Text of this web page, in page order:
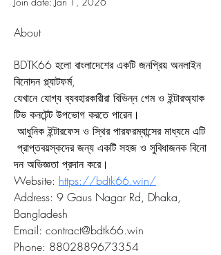
About
BDTK66 হলো বাংলাদেশের একটি জনপ্রিয় অনলাইন
বিনোদন প্ল্যাটফর্ম,
যেখানে যোগ্য ব্যবহারকারীরা বিভিন্ন গেম ও ইন্টারঅ্যাক
টিভ কনটেন্ট উপভোগ করতে পারেন।
আধুনিক ইন্টারফেস ও স্থির পারফরম্যান্সের মাধ্যমে এটি
প্রাপ্তবয়স্কদের জন্য একটি সহজ ও সুবিধাজনক বিনো
দন অভিজ্ঞতা প্রদান করে।
Website: https://bdtk66.win/
Address: 9 Gaus Nagar Rd, Dhaka,
Bangladesh
Email: contract@bdtk66.win
Phone: 8802889673354